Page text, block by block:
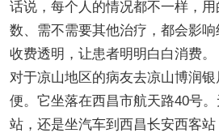
话说，每个人的情况都不一样，
数、需不需要其他治疗，都会影
收费透明，让患者明明白白消费。
对于凉山地区的病友去凉山博润
便。它坐落在西昌市航天路40号
站，还是坐汽车到西昌长安西客